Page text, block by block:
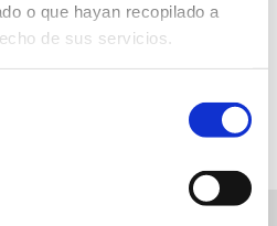
o que hayan recopilado a
de sus servicios.